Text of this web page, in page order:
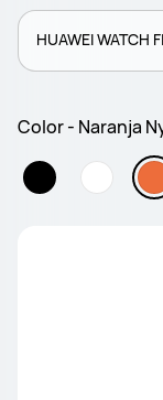
HUAWEI WATCH
Color - Naranja